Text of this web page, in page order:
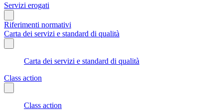
Servizi erogati
Riferimenti normativi
Carta dei servizi e standard di qualità
Carta dei servizi e standard di qualità
Class action
Class action